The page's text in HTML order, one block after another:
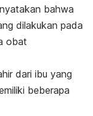
bahwa
dilakukan pada
obat
dari ibu yang
beberapa